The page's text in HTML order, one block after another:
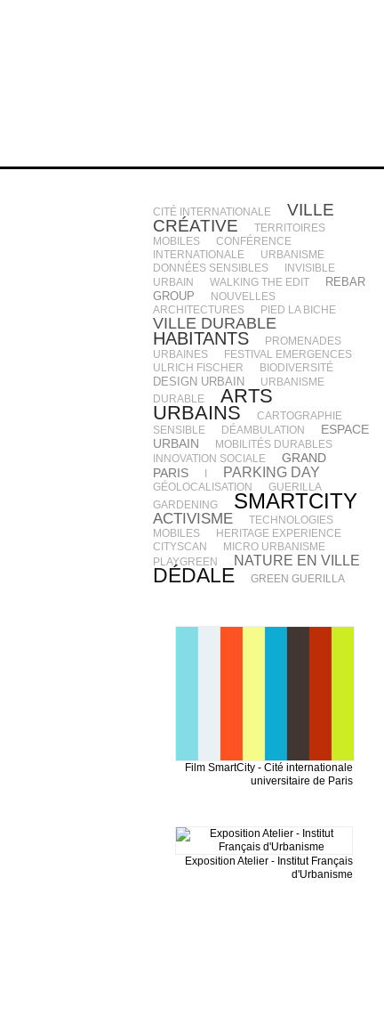
CITÉ INTERNATIONALE
VILLE
CRÉATIVE
TERRITOIRES
MOBILES
CONFÉRENCE
INTERNATIONALE
URBANISME
DONNÉES SENSIBLES
INVISIBLE
URBAIN
WALKING THE EDIT
REBAR
GROUP
NOUVELLES
ARCHITECTURES
PIED LA BICHE
VILLE DURABLE
HABITANTS
PROMENADES
URBAINES
FESTIVAL EMERGENCES
ULRICH FISCHER
BIODIVERSITÉ
DESIGN URBAIN
URBANISME
DURABLE
ARTS
URBAINS
CARTOGRAPHIE
SENSIBLE
DÉAMBULATION
ESPACE
URBAIN
MOBILITÉS DURABLES
INNOVATION SOCIALE
GRAND
PARIS
PARKING DAY
GÉOLOCALISATION
GUERILLA
GARDENING
SMARTCITY
ACTIVISME
TECHNOLOGIES
MOBILES
HERITAGE EXPERIENCE
CITYSCAN
MICRO URBANISME
PLAYGREEN
NATURE EN VILLE
DÉDALE GREEN GUERILLA
Film SmartCity - Cité internationale
universitaire de Paris
Exposition Atelier - Institut Français
d'Urbanisme